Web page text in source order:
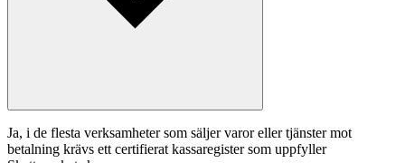
Ja, i de flesta verksamheter som säljer varor eller tjänster mot
betalning krävs ett certifierat kassaregister som uppfyller